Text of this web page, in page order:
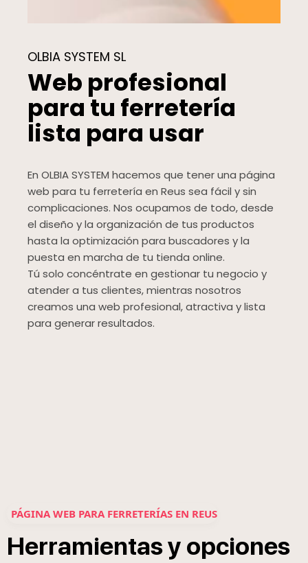
OLBIA SYSTEM SL
Web profesional
para tu ferretería
lista para usar
En OLBIA SYSTEM hacemos que tener una página
web para tu ferretería en Reus sea fácil y sin
complicaciones. Nos ocupamos de todo, desde
el diseño y la organización de tus productos
hasta la optimización para buscadores y la
puesta en marcha de tu tienda online.
Tú solo concéntrate en gestionar tu negocio y
atender a tus clientes, mientras nosotros
creamos una web profesional, atractiva y lista
para generar resultados.
PÁGINA WEB PARA FERRETERÍAS EN REUS
Herramientasy opciones